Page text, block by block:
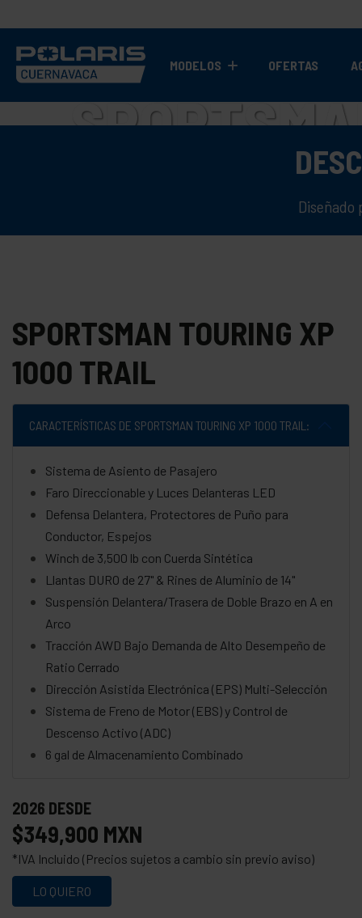
MODELOS OFERTAS
Diseñado
SPORTSMAN TOURING XP
1000 TRAIL
CARACTERÍSTICAS DE SPORTSMAN TOURING XP 1000 TRAIL:
Sistema de Asiento de Pasajero
Faro Direccionable y Luces Delanteras LED
Defensa Delantera, Protectores de Puño para
Conductor, Espejos
Winch de 3,500 lb con Cuerda Sintética
Llantas DURO de 27" & Rines de Aluminio de 14"
Suspensión Delantera/Trasera de Doble Brazo en A en
Arco
Tracción AWD Bajo Demanda de Alto Desempeño de
Ratio Cerrado
Dirección Asistida Electrónica (EPS) Multi-Selección
Sistema de Freno de Motor (EBS) y Control de
Descenso Activo (ADC)
6 gal de Almacenamiento Combinado
2026 DESDE
$349,900 MXN
*IVA Incluido (Precios sujetos a cambio sin previo aviso)
LO QUIERO